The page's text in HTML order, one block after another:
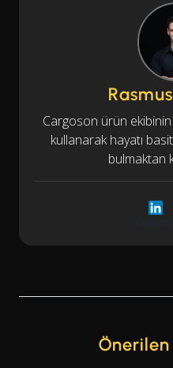
Cargoson ürün
kullanarak hayatı
bulmaktan